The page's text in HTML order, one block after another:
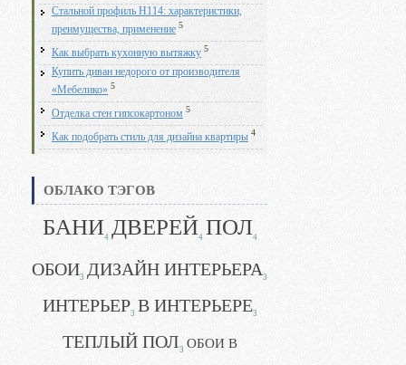
Стальной профиль Н114: характеристики,
преимущества, применение 5
Как выбрать кухонную вытяжку 5
Купить диван недорого от производителя
«Мебелико» 5
Отделка стен гипсокартоном 5
Как подобрать стиль для дизайна квартиры 4
ОБЛАКО ТЭГОВ
БАНИ4 ДВЕРЕЙ4 ПОЛ4
ОБОИ3 ДИЗАЙН ИНТЕРЬЕРА3
ИНТЕРЬЕР3 В ИНТЕРЬЕРЕ3
ТЕПЛЫЙ ПОЛ3 ОБОИ В